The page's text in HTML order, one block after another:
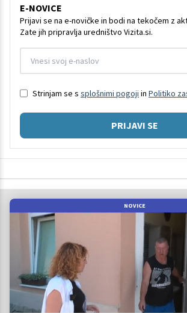
E-NOVICE
Prijavi se na e-novičke in bodi na tekočem z
Zate jih pripravlja uredništvo Vizita.si.
Strinjam se s splošnimi pogoji in Politiko
PRIJAVI SE
NOVICE